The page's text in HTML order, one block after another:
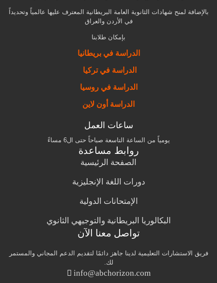
بالإضافة لمنح شهادات الثانوية العامة البريطانية المعترف عليها عالمياً وتحديداً
في الأردن والعراق
بإمكان طلابنا
الدراسة في بريطانيا
الدراسة في تركيا
الدراسة في روسيا
الدراسة أون لاين
ساعات العمل
يومياً من الساعة التاسعة صباحاً حتى ال6 مساءً
روابط مساعدة
الصفحة الرئيسية
دورات اللغة الإنجليزية
الإمتحانات الدولية
البكالوريا البريطانية والتوجيهي الثانوي
تواصل معنا الآن
فريق الاستشارات التعليمية لدينا جاهز دائمًا لتقديم الدعم المجاني والمستمر
لك.
info@abchorizon.com